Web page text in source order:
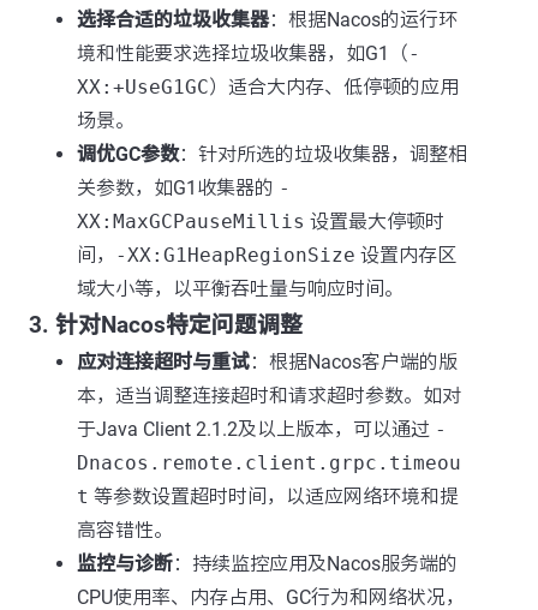
选择合适的垃圾收集器：根据Nacos的运行环
境和性能要求选择垃圾收集器，如G1（-
XX:+UseG1GC）适合大内存、低停顿的应用
场景。
调优GC参数：针对所选的垃圾收集器，调整相
关参数，如G1收集器的 -
XX:MaxGCPauseMillis 设置最大停顿时
间，
-XX:G1HeapRegionSize 设置内存区
域大小等，以平衡吞吐量与响应时间。
3. 针对Nacos特定问题调整
应对连接超时与重试：根据Nacos客户端的版
本，适当调整连接超时和请求超时参数。如对
于Java Client 2.1.2及以上版本，可以通过 -
Dnacos.remote.client.grpc.timeou
t 等参数设置超时时间，以适应网络环境和提
高容错性。
监控与诊断：持续监控应用及Nacos服务端的
CPU使用率、内存占用、GC行为和网络状况，